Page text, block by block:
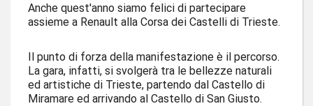
Anche quest'anno siamo felici di partecipare
assieme a Renault alla Corsa dei Castelli di Trieste.
Il punto di forza della manifestazione è il percorso.
La gara, infatti, si svolgerà tra le bellezze naturali
ed artistiche di Trieste, partendo dal Castello di
Miramare ed arrivando al Castello di San Giusto.